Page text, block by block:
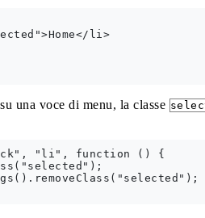
li>
una voce di menu, la classe
"li", function () {